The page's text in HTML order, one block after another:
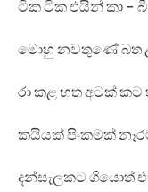
ටික ටික එයින් කා - බී
මොහු නවතුණේ බත
රා කළ හත අටක්
කයියක් පිංකමක්
දන්සැලකට ගියොත්